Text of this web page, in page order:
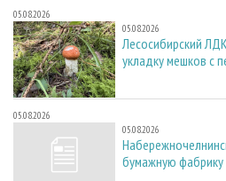
05.08.2026
05.08.2026
Лесосибирский
укладку мешков с
05.08.2026
05.08.2026
бумажную фабрику